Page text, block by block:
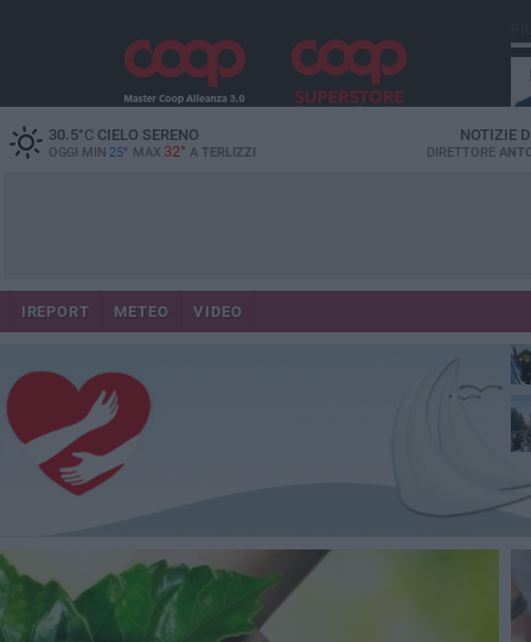
30.5°CCIELO SERENO
OGGI MIN 25° MAX 32° A TERLIZZI
NOTIZIE
DIRETTORE
IREPORT METEO VIDEO